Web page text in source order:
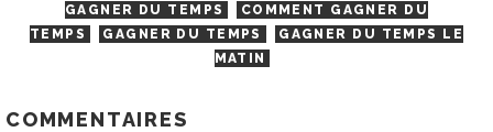
GAGNER DU TEMPS
COMMENT GAGNER DU
TEMPS
GAGNER DU TEMPS
GAGNER DU TEMPS LE
MATIN
COMMENTAIRES